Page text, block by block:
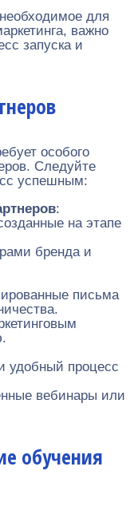
для
важно
запуска и
особого
Следуйте
успешным:
:
на этапе
бренда и
письма
удобный процесс
вебинары или
обучения